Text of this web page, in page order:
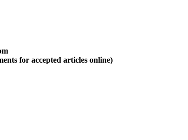
for accepted articles online)